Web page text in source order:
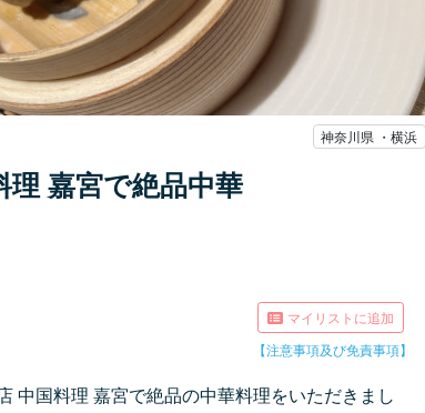
神奈川県 ・横浜
嘉宮で絶品中華
マイリストに追加
【注意事項及び免責事項】
中国料理 嘉宮で絶品の中華料理をいただきまし